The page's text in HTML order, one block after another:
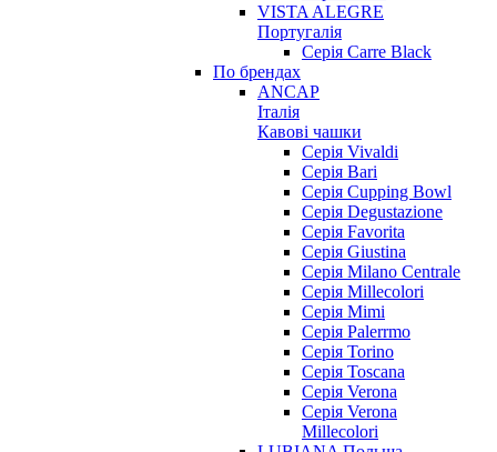
VISTA ALEGRE
Португалія
Серія Carre Black
По брендах
ANCAP
Італія
Кавові чашки
Cерія Vivaldi
Серія Bari
Серія Cupping Bowl
Серія Degustazione
Серія Favorita
Серія Giustina
Серія Milano Centrale
Серія Millecolori
Серія Mimi
Серія Palerrmo
Серія Torino
Серія Toscana
Серія Verona
Серія Verona
Millecolori